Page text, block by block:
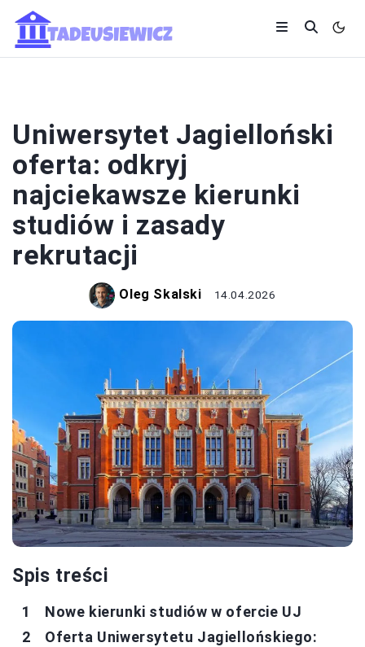
Uniwersytet Jagielloński
oferta: odkryj
najciekawsze kierunki
studiów i zasady
rekrutacji
Oleg Skalski 14.04.2026
Spis treści
Nowe kierunki studiów w ofercie UJ
Oferta Uniwersytetu Jagiellońskiego: